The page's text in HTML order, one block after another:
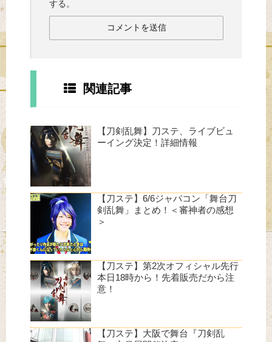
する。
関連記事
【刀剣乱舞】刀ステ、ライブビュ
ーイング決定！詳細情報
【刀ステ】6/6ジャパコン「舞台刀
剣乱舞」まとめ！＜審神者の感想
＞
【刀ステ】第2次オフィシャル先行
本日18時から！先着販売だから注
意！
【刀ステ】大阪で舞台『刀剣乱